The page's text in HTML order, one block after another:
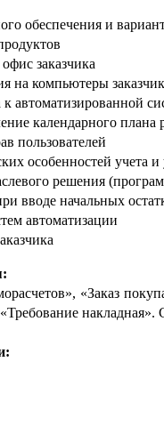
обеспечения и
заказчика
на компьютеры
автоматизированной
календарного плана
пользователей
особенностей учета
решения
вводе начальных
автоматизации
«Заказ